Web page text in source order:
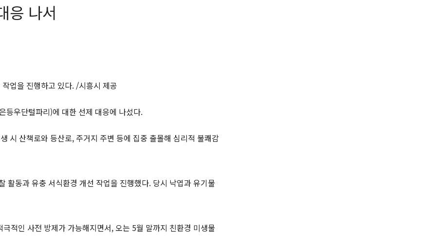
응 나서
업을 진행하고 있다. /시흥시 제공
등우단털파리)에 대한 선제 대응에 나섰다.
시 산책로와 등산로, 주거지 주변 등에 집중 출몰해 심리적 불쾌감
활동과 유충 서식환경 개선 작업을 진행했다. 당시 낙엽과 유기물
적인 사전 방제가 가능해지면서, 오는 5월 말까지 친환경 미생물